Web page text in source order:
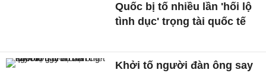
Quốc bị tố nhiều lần 'hối lộ
tình dục' trọng tài quốc tế
Khởi tố người đàn ông say